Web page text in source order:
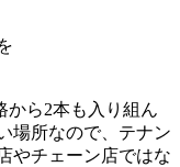
から2本も入り組ん
場所なので、テナン
やチェーン店ではな